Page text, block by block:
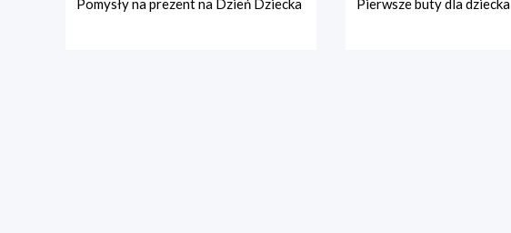
Pomysły na prezent na Dzień Dziecka Pierwsze buty dla dziecka